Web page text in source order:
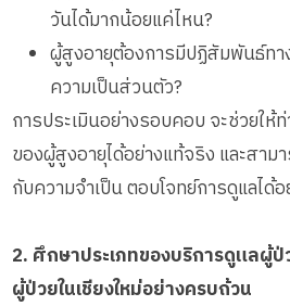
วันได้มากน้อยแค่ไหน?
ผู้สูงอายุต้องการมีปฏิสัมพันธ์ท
ความเป็นส่วนตัว?
การประเมินอย่างรอบคอบ จะช่วยให้
ของผู้สูงอายุได้อย่างแท้จริง และสาม
กับความจำเป็น ตอบโจทย์การดูแลได้
2. ศึกษาประเภทของบริการดูแลผู้ป่
ผู้ป่วยในเชียงใหม่อย่างครบถ้วน